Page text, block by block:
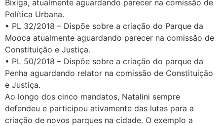
Bixiga, atualmente aguardando parecer na comissão de
Política Urbana.
• PL 32/2018 – Dispõe sobre a criação do Parque da
Mooca atualmente aguardando parecer na comissão de
Constituição e Justiça.
• PL 50/2018 – Dispõe sobre a criação do parque da
Penha aguardando relator na comissão de Constituição
e Justiça.
Ao longo dos cinco mandatos, Natalini sempre
defendeu e participou ativamente das lutas para a
criação de novos parques na cidade. O exemplo a